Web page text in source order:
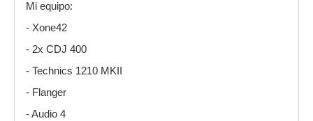
Mi equipo:
- Xone42
- 2x CDJ 400
- Technics 1210 MKII
- Flanger
- Audio 4